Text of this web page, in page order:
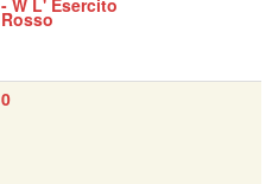
- W L' Esercito
Rosso
0